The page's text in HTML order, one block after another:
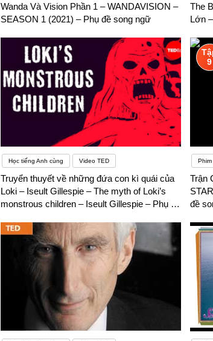
Wanda Và Vision Phần 1 – WANDAVISION –
SEASON 1 (2021) – Phụ đề song ngữ
The
Lớn
Học tiếng Anh cùng Video TED
Truyển thuyết về những đứa con kì quái của
Loki – Iseult Gillespie – The myth of Loki’s
monstrous children – Iseult Gillespie – Phụ đề
9
Phim
Trận
đề